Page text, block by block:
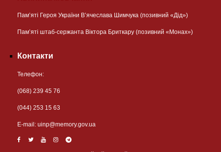
Пам’яті Героя України В’ячеслава Шимчука (позивний «Дід»)
Пам’яті штаб-сержанта Віктора Бриткару (позивний «Монах»)
Контакти
Телефон:
(068) 239 45 76
(044) 253 15 63
Е-mail: uinp@memory.gov.ua